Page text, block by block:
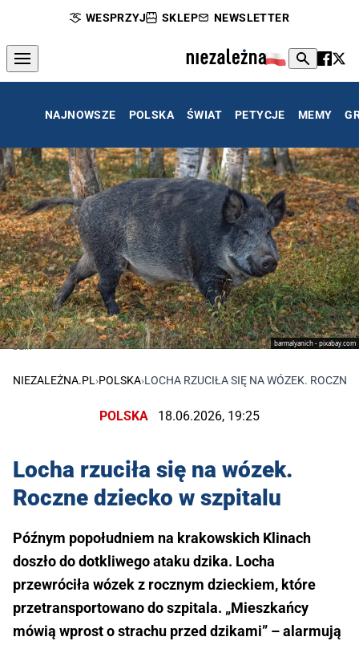
WESPRZYJ SKLEP NEWSLETTER
NAJNOWSZE POLSKA ŚWIAT PETYCJE MEMY
barmalyanich - pixabay.com
Dzik
NIEZALEŻNA.PL ›POLSKA›LOCHA RZUCIŁA SIĘ NA WÓZEK. ROCZNE
POLSKA 18.06.2026, 19:25
Locha rzuciła się na wózek.
Roczne dziecko w szpitalu
Późnym popołudniem na krakowskich Klinach
doszło do dotkliwego ataku dzika. Locha
przewróciła wózek z rocznym dzieckiem, które
przetransportowano do szpitala. „Mieszkańcy
mówią wprost o strachu przed dzikami” – alarmują